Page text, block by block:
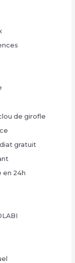
de girofle
gratuit
en 24h